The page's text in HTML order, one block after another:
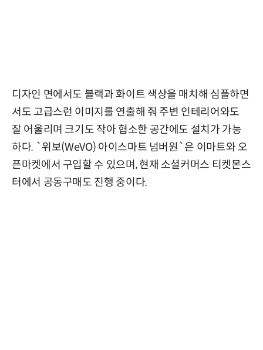
디자인 면에서도 블랙과 화이트 색상을 매치해 심플하면
서도 고급스런 이미지를 연출해 줘 주변 인테리어와도
잘 어울리며 크기도 작아 협소한 공간에도 설치가 가능
하다. `위보(WeVO) 아이스마트 넘버원`은 이마트와 오
픈마켓에서 구입할 수 있으며, 현재 소셜커머스 티켓몬스
터에서 공동구매도 진행 중이다.